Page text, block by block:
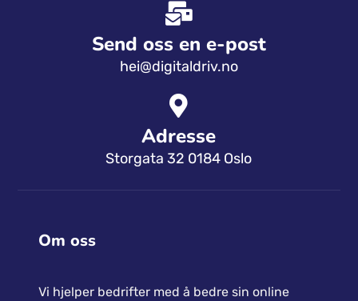
Send oss ​​en e-post
hei@digitaldriv.no
Adresse
Storgata 32 0184 Oslo
Om oss
Vi hjelper bedrifter med å bedre sin online